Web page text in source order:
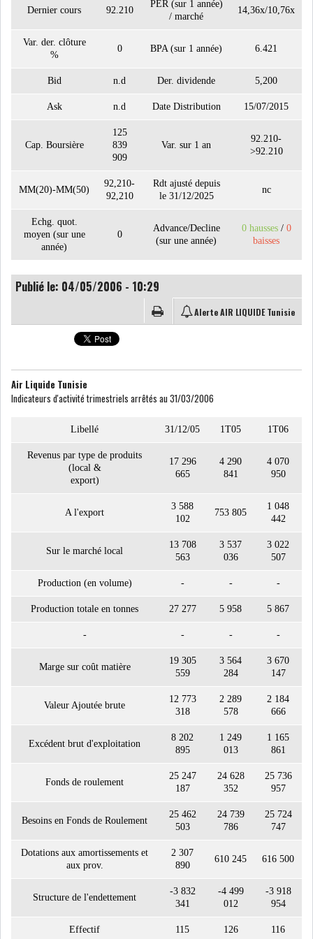
LE CMF ET LA BANQUE DE
OFFICEPLAST CHERCHE DEUX
ENGAGEMENT AUPRÈS DES...
COTATION ET ANALYSES
COURS DU JOUR
ANALYSE QUOTIDIENNE
ZOOM ENTREPRISE
SICAV
RSS ANALYSES QUOTIDIENNES
RSS ZOOMS
SECTEURS
ASSURANCES PHARMACEUTIQUE
Dernier cours 92.210
PER (sur 1 année)
/ marché
14,36x/10,76x
Var. der. clôture
%
0 BPA (sur 1 année) 6.421
Bid n.d Der. dividende 5,200
Ask n.d Date Distribution 15/07/2015
Cap. Boursière
125
839
909
Var. sur 1 an
92.210-
>92.210
MM(20)-MM(50)
92,210-
92,210
Rdt ajusté depuis
le 31/12/2025
nc
Echg. quot.
moyen (sur une
année)
0
Advance/Decline
(sur une année)
0 hausses/ 0
baisses
Publié le: 04/05/2006 - 10:29
Alerte AIR LIQUIDE Tunisie
Air Liquide Tunisie
Indicateurs d'activité trimestriels arrêtés au 31/03/2006
Libellé 31/12/05 1T05 1T06
Revenus par type de produits
(local &
export)
17 296
665
4 290
841
4 070
950
A l'export
3 588
102
753 805
1 048
442
Sur le marché local
13 708
563
3 537
036
3 022
507
Production (en volume) - - -
Production totale en tonnes 27 277 5 958 5 867
- - - -
Marge sur coût matière
19 305
559
3 564
284
3 670
147
Valeur Ajoutée brute
12 773
318
2 289
578
2 184
666
Excédent brut d'exploitation
8 202
895
1 249
013
1 165
861
Fonds de roulement
25 247
187
24 628
352
25 736
957
Besoins en Fonds de Roulement
25 462
503
24 739
786
25 724
747
Dotations aux amortissements et
aux prov.
2 307
890
610 245 616 500
Structure de l'endettement
-3 832
341
-4 499
012
-3 918
954
Effectif 115 126 116